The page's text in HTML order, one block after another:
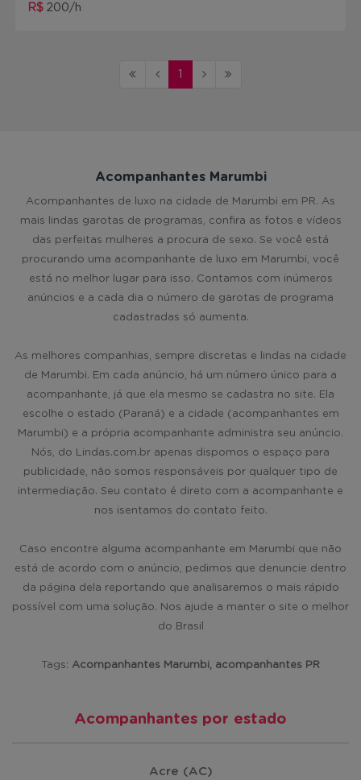
R$ 200/h
1
Acompanhantes Marumbi
Acompanhantes de luxo na cidade de Marumbi em PR. As
mais lindas garotas de programas, confira as fotos e vídeos
das perfeitas mulheres a procura de sexo. Se você está
procurando uma acompanhante de luxo em Marumbi, você
está no melhor lugar para isso. Contamos com inúmeros
anúncios e a cada dia o número de garotas de programa
cadastradas só aumenta.
As melhores companhias, sempre discretas e lindas na cidade
de Marumbi. Em cada anúncio, há um número único para a
acompanhante, já que ela mesmo se cadastra no site. Ela
escolhe o estado (Paraná) e a cidade (acompanhantes em
Marumbi) e a própria acompanhante administra seu anúncio.
Nós, do Lindas.com.br apenas dispomos o espaço para
publicidade, não somos responsáveis por qualquer tipo de
intermediação. Seu contato é direto com a acompanhante e
nos isentamos do contato feito.
Caso encontre alguma acompanhante em Marumbi que não
está de acordo com o anúncio, pedimos que denuncie dentro
da página dela reportando que analisaremos o mais rápido
possível com uma solução. Nos ajude a manter o site o melhor
do Brasil
Tags: Acompanhantes Marumbi, acompanhantes PR
Acompanhantes por estado
Acre (AC)